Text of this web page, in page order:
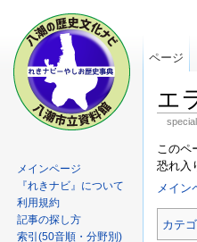
エ
このペ
恐れ入
メイン
カテ
ページ
メインページ
『れきナビ』について
利用規約
記事の探し方
索引(50音順・分野別)